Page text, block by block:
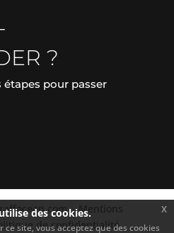
?
pour passer
| Mentions
de confidentialité
des cookies.
site, vous acceptez que des cookies
x